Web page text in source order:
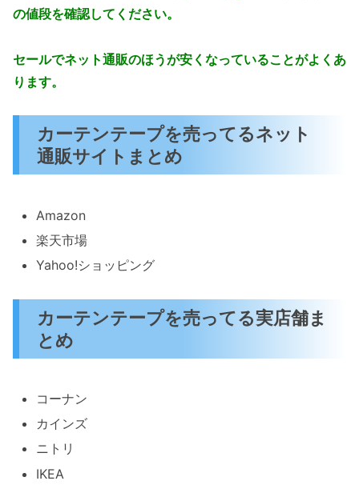
の値段を確認してください。
セールでネット通販のほうが安くなっていることがよくあ
ります。
カーテンテープを売ってるネット
通販サイトまとめ
Amazon
楽天市場
Yahoo!ショッピング
カーテンテープを売ってる実店舗ま
とめ
コーナン
カインズ
ニトリ
IKEA